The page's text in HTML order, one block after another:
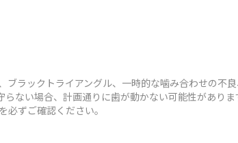
ラックトライアングル、一時的な噛み合わせの不良
ない場合、計画通りに歯が動かない可能性がありま
ずご確認ください。